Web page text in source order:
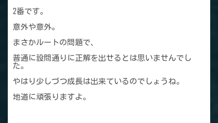
2番です。
意外や意外。
まさかルートの問題で、
普通に設問通りに正解を出せるとは思いませんでし
た。
やはり少しづつ成長は出来ているのでしょうね。
地道に頑張りますよ。